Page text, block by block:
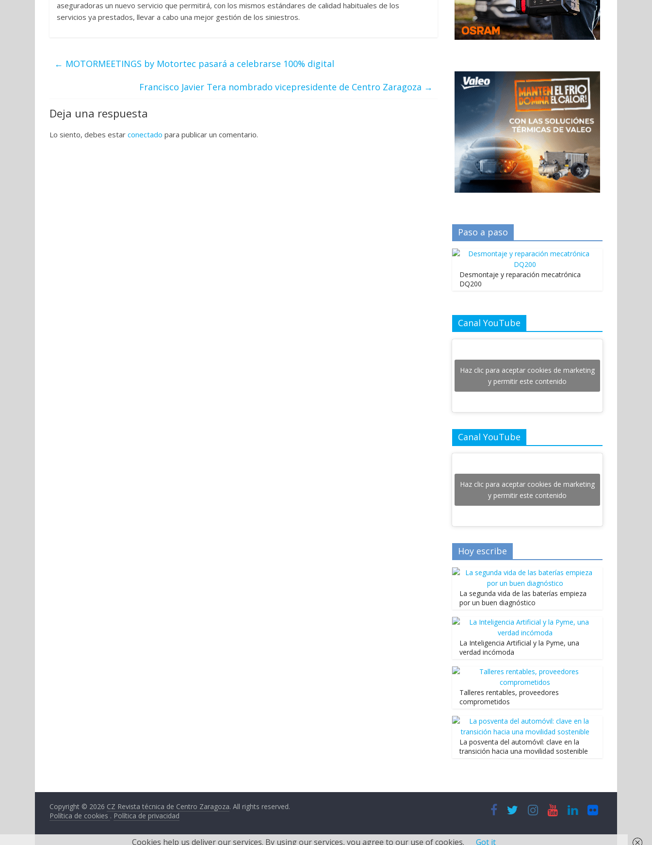
aseguradoras un nuevo servicio que permitirá, con los mismos estándares de calidad habituales de los
servicios ya prestados, llevar a cabo una mejor gestión de los siniestros.
← MOTORMEETINGS by Motortec pasará a celebrarse 100% digital
Francisco Javier Tera nombrado vicepresidente de Centro Zaragoza →
Deja una respuesta
Lo siento, debes estar conectado para publicar un comentario.
Paso a paso
Desmontaje y reparación mecatrónica
DQ200
Canal YouTube
Haz clic para aceptar cookies de marketing
y permitir este contenido
Canal YouTube
Haz clic para aceptar cookies de marketing
y permitir este contenido
Hoy escribe
La segunda vida de las baterías empieza
por un buen diagnóstico
La Inteligencia Artificial y la Pyme, una
verdad incómoda
Talleres rentables, proveedores
comprometidos
La posventa del automóvil: clave en la
transición hacia una movilidad sostenible
Copyright © 2026 CZ Revista técnica de Centro Zaragoza. All rights reserved.
Política de cookies . Política de privacidad
Cookies help us deliver our services. By using our services, you agree to our use of cookies. Got it